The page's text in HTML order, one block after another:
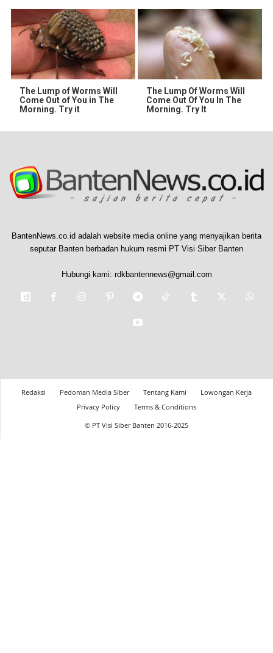
The Lump of Worms Will
Come Out of You in The
Morning. Try it
The Lump Of Worms Will
Come Out Of You In The
Morning. Try It
BantenNews.co.id adalah website media online yang menyajikan berita
seputar Banten berbadan hukum resmi PT Visi Siber Banten
Hubungi kami: rdkbantennews@gmail.com
Redaksi Pedoman Media Siber Tentang Kami
Lowongan Kerja
Privacy Policy
Terms & Conditions
© PT Visi Siber Banten 2016-2025